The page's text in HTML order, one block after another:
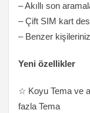
– Akıllı son
– Çift SIM kart
– Benzer
Yeni özellikler
☆ Koyu Tema ve
fazla Tema